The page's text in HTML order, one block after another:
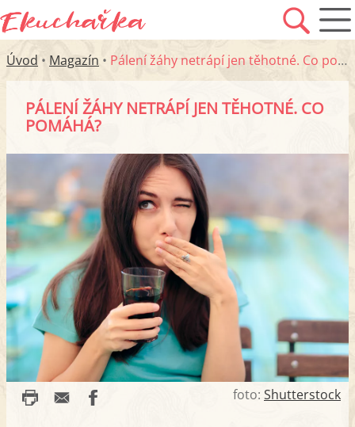
Úvod • Magazín • Pálení žáhy netrápí jen těhotné. Co pomáhá?
PÁLENÍ ŽÁHY NETRÁPÍ JEN TĚHOTNÉ. CO
POMÁHÁ?
foto: Shutterstock